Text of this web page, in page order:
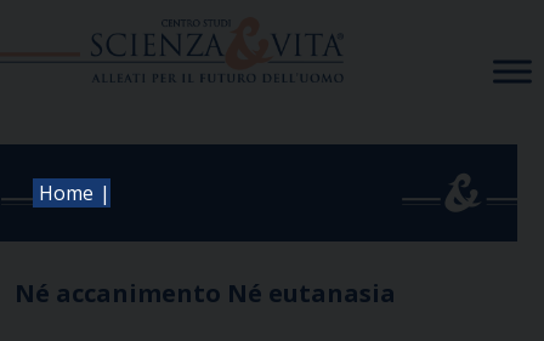
Home |
Né accanimento Né eutanasia